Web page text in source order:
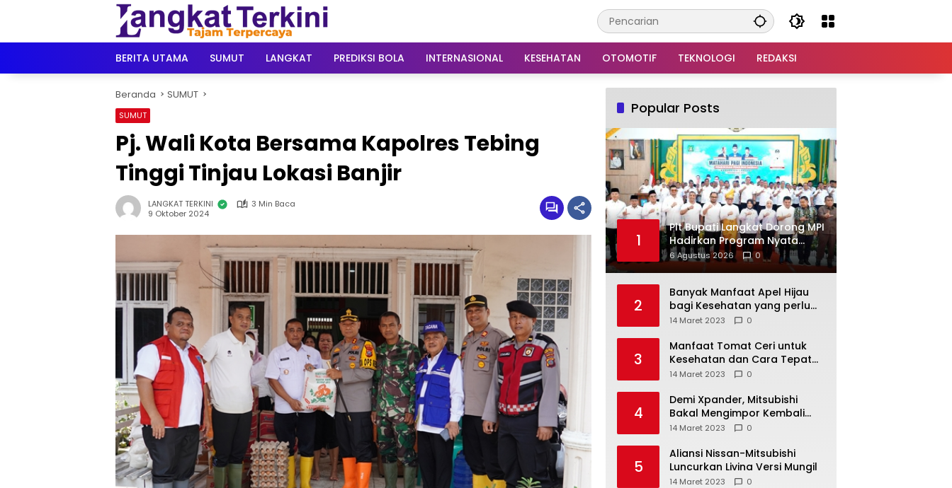
BERITA UTAMA
SUMUT LANGKAT PREDIKSI BOLA INTERNASIONAL KESEHATAN OTOMOTIF TEKNOLOGI REDAKSI
Beranda SUMUT
SUMUT
Pj. Wali Kota Bersama Kapolres Tebing
Tinggi Tinjau Lokasi Banjir
LANGKAT TERKINI
3 Min Baca
9 Oktober 2024
Popular Posts
1
Plt Bupati Langkat Dorong MPI
Hadirkan Program Nyata
untuk Masyarakat
6 Agustus 2026 0
2
Banyak Manfaat Apel Hijau
bagi Kesehatan yang perlu
Anda ketahui
14 Maret 2023 0
3
Manfaat Tomat Ceri untuk
Kesehatan dan Cara Tepat
Mengonsumsinya
14 Maret 2023 0
4
Demi Xpander, Mitsubishi
Bakal Mengimpor Kembali
Pajero Sport
14 Maret 2023 0
5
Aliansi Nissan-Mitsubishi
Luncurkan Livina Versi Mungil
14 Maret 2023 0